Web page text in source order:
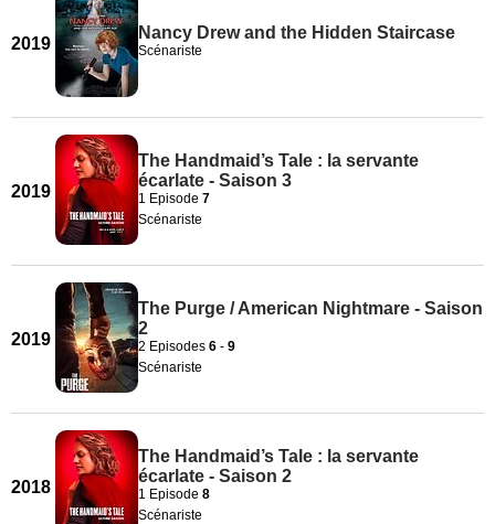
2019
Nancy Drew and the Hidden Staircase
Scénariste
2019
The Handmaid’s Tale : la servante
écarlate - Saison 3
1 Episode 7
Scénariste
2019
The Purge / American Nightmare - Saison
2
2 Episodes 6 - 9
Scénariste
2018
The Handmaid’s Tale : la servante
écarlate - Saison 2
1 Episode 8
Scénariste